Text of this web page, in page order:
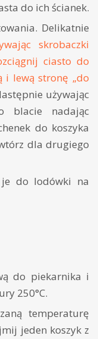
do ich ścianek.
Delikatnie
skrobaczki
ciasto do
i lewą stronę „do
używając
blacie nadając
do koszyka
dla drugiego
je do lodówki na
do piekarnika i
250°C.
temperaturę
jeden koszyk z